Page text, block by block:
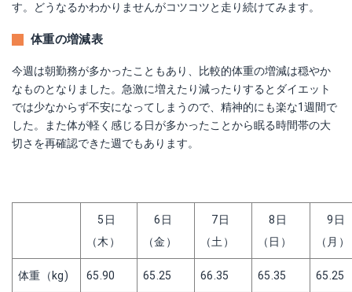
す。どうなるかわかりませんがコツコツと走り続けてみます。
体重の増減表
今週は朝勤務が多かったこともあり、比較的体重の増減は穏やか
なものとなりました。急激に増えたり減ったりするとダイエット
では少なからず不安になってしまうので、精神的にも楽な1週間で
した。また体が軽く感じる日が多かったことから眠る時間帯の大
切さを再確認できた週でもあります。
5日
（木）
6日
（金）
7日
（土）
8日
（日）
9日
（月）
体重（kg) 65.90 65.25 66.35 65.35 65.25